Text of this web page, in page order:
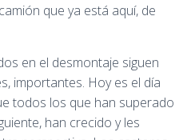
que ya está aquí, de
en el desmontaje siguen
importantes. Hoy es el día
todos los que han superado
han crecido y les